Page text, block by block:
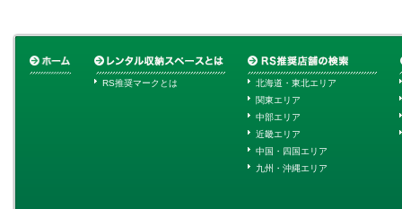
RS推奨マークとは
北海道・東北エリア
関東エリア
中部エリア
近畿エリア
中国・四国エリア
九州・沖縄エリア